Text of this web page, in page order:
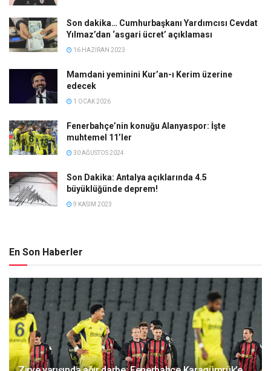
Son dakika… Cumhurbaşkanı Yardımcısı Cevdat
Yılmaz’dan ‘asgari ücret’ açıklaması
16 HAZIRAN 2023
Mamdani yeminini Kur’an-ı Kerim üzerine
edecek
1 OCAK 2026
Fenerbahçe’nin konuğu Alanyaspor: İşte
muhtemel 11’ler
30 AĞUSTOS 2024
Son Dakika: Antalya açıklarında 4.5
büyüklüğünde deprem!
9 KASIM 2023
En Son Haberler